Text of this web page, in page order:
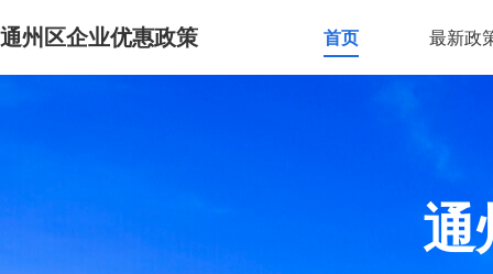
通州区企业优惠政策 首页 最新政
通